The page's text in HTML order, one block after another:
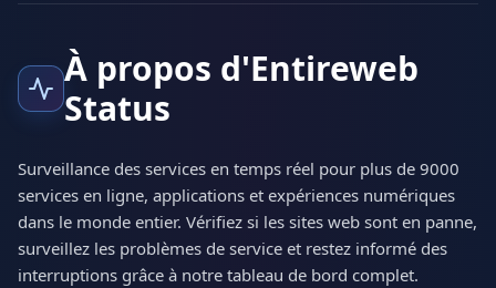
À propos d'Entireweb
Status
Surveillance des services en temps réel pour plus de 9000
services en ligne, applications et expériences numériques
dans le monde entier. Vérifiez si les sites web sont en panne,
surveillez les problèmes de service et restez informé des
interruptions grâce à notre tableau de bord complet.